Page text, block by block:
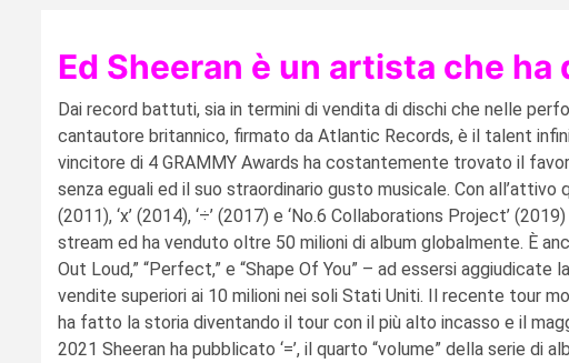
Ed Sheeran è un artista che ha
Dai record battuti, sia in termini di vendita di dischi che nelle
cantautore britannico, firmato da Atlantic Records, è il talent
vincitore di 4 GRAMMY Awards ha costantemente trovato il
senza eguali ed il suo straordinario gusto musicale. Con
(2011), ‘x’ (2014), ‘÷’ (2017) e ‘No.6 Collaborations Project’
stream ed ha venduto oltre 50 milioni di album globalmente. È
Out Loud,” “Perfect,” e “Shape Of You” – ad essersi
vendite superiori ai 10 milioni nei soli Stati Uniti. Il recente tour
ha fatto la storia diventando il tour con il più alto incasso e il
2021 Sheeran ha pubblicato ‘=’, il quarto “volume” della serie di